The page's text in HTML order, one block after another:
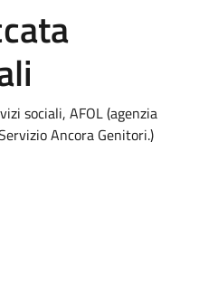
sociali, AFOL (agenzia
Ancora Genitori.)